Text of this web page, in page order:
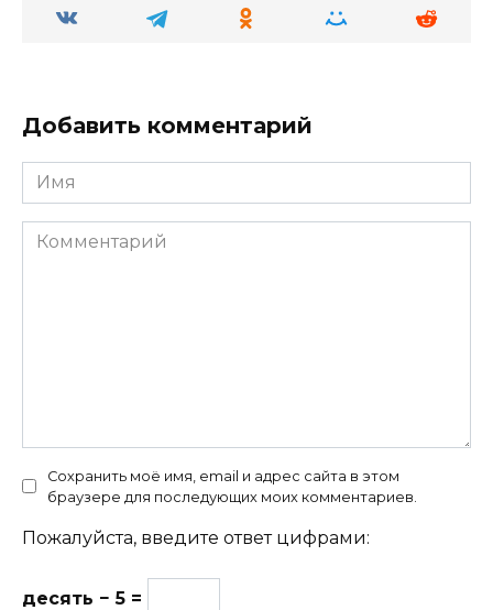
Добавить комментарий
Имя
Комментарий
Сохранить моё имя, email и адрес сайта в этом
браузере для последующих моих комментариев.
Пожалуйста, введите ответ цифрами:
десять − 5 =